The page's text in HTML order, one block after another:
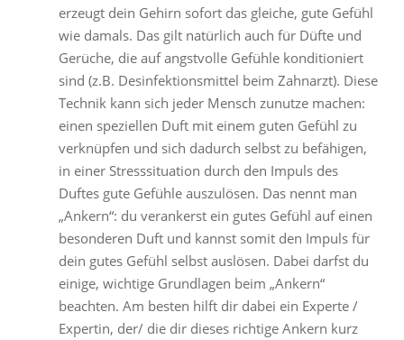
erzeugt dein Gehirn sofort das gleiche, gute Gefühl
wie damals. Das gilt natürlich auch für Düfte und
Gerüche, die auf angstvolle Gefühle konditioniert
sind (z.B. Desinfektionsmittel beim Zahnarzt). Diese
Technik kann sich jeder Mensch zunutze machen:
einen speziellen Duft mit einem guten Gefühl zu
verknüpfen und sich dadurch selbst zu befähigen,
in einer Stresssituation durch den Impuls des
Duftes gute Gefühle auszulösen. Das nennt man
„Ankern“: du verankerst ein gutes Gefühl auf einen
besonderen Duft und kannst somit den Impuls für
dein gutes Gefühl selbst auslösen. Dabei darfst du
einige, wichtige Grundlagen beim „Ankern“
beachten. Am besten hilft dir dabei ein Experte /
Expertin, der/ die dir dieses richtige Ankern kurz